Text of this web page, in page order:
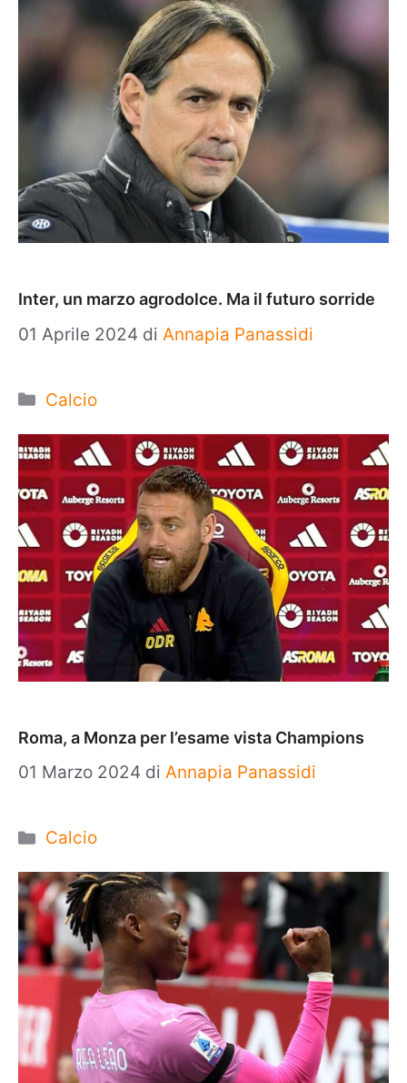
Inter, un marzo agrodolce. Ma il futuro sorride
01 Aprile 2024 di Annapia Panassidi
Categorie
Calcio
Roma, a Monza per l’esame vista Champions
01 Marzo 2024 di Annapia Panassidi
Categorie
Calcio